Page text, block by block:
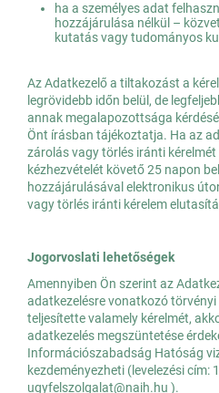
ha a személyes adat
hozzájárulása nélkül –
kutatás vagy tudományos
Az Adatkezelő a tiltakozást a
legrövidebb időn belül, de
annak megalapozottsága
Önt írásban tájékoztatja. Ha az
zárolás vagy törlés iránti kérelmét
kézhezvételét követő 25 napon
hozzájárulásával elektronikus
vagy törlés iránti kérelem
Jogorvoslati lehetőségek
Amennyiben Ön szerint az
adatkezelésre vonatkozó
teljesítette valamely kérelmét,
adatkezelés megszüntetése
Információszabadság Hatóság
kezdeményezheti (levelezési cím:
ugyfelszolgalat@naih.hu ).